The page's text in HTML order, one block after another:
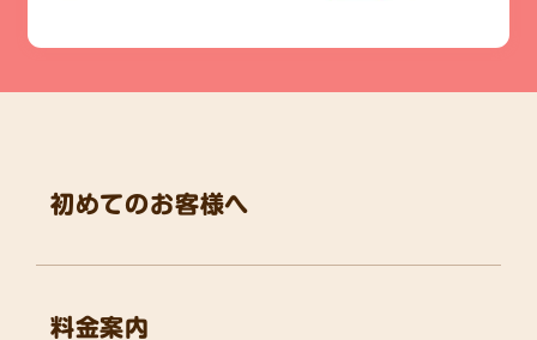
初めてのお客様へ
料金案内